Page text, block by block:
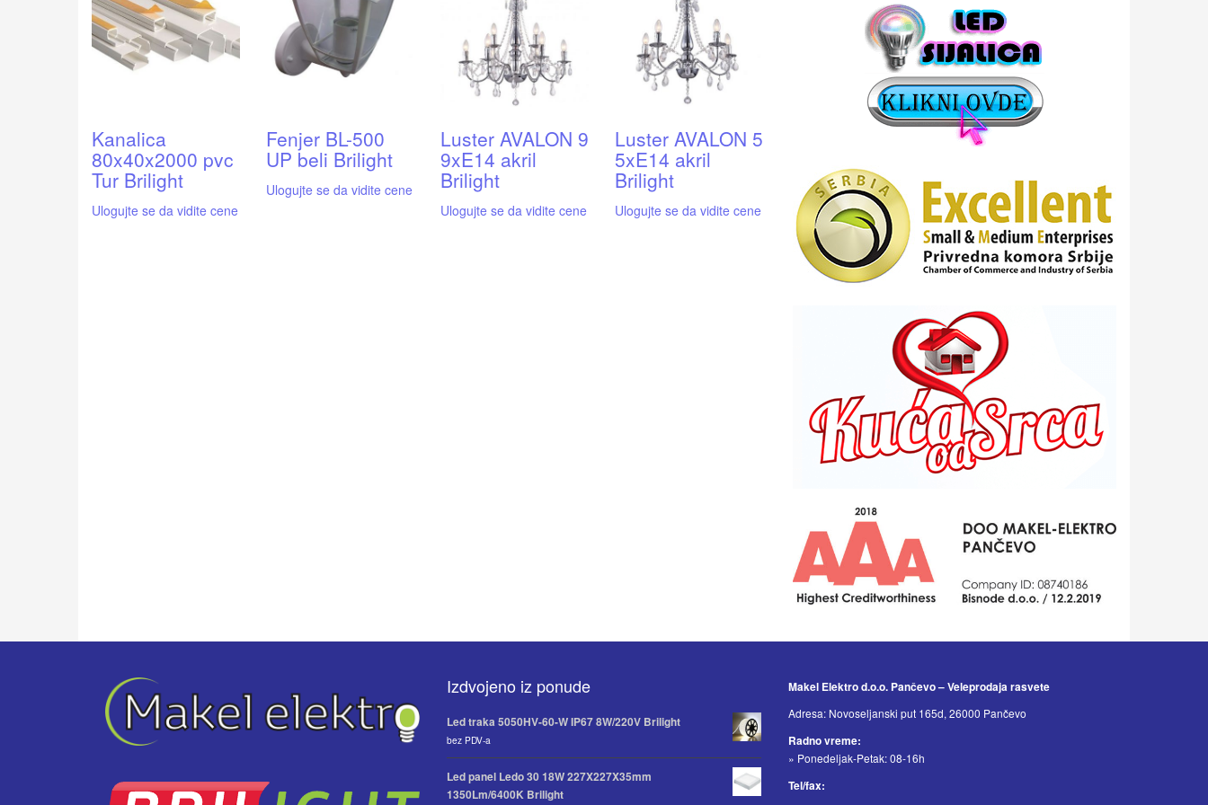
Kanalica
80x40x2000 pvc
Tur Brilight
Ulogujte se da vidite cene
Fenjer BL-500
UP beli Brilight
Ulogujte se da vidite cene
Luster AVALON 9
9xE14 akril
Brilight
Ulogujte se da vidite cene
Luster AVALON 5
5xE14 akril
Brilight
Ulogujte se da vidite cene
Izdvojeno iz ponude
Led traka 5050HV-60-W IP67 8W/220V Brilight
bez PDV-a
Led panel Ledo 30 18W 227X227X35mm
1350Lm/6400K Brilight
Makel Elektro d.o.o. Pančevo – Veleprodaja rasvete
Adresa: Novoseljanski put 165d, 26000 Pančevo
Radno vreme:
» Ponedeljak-Petak: 08-16h
Tel/fax: